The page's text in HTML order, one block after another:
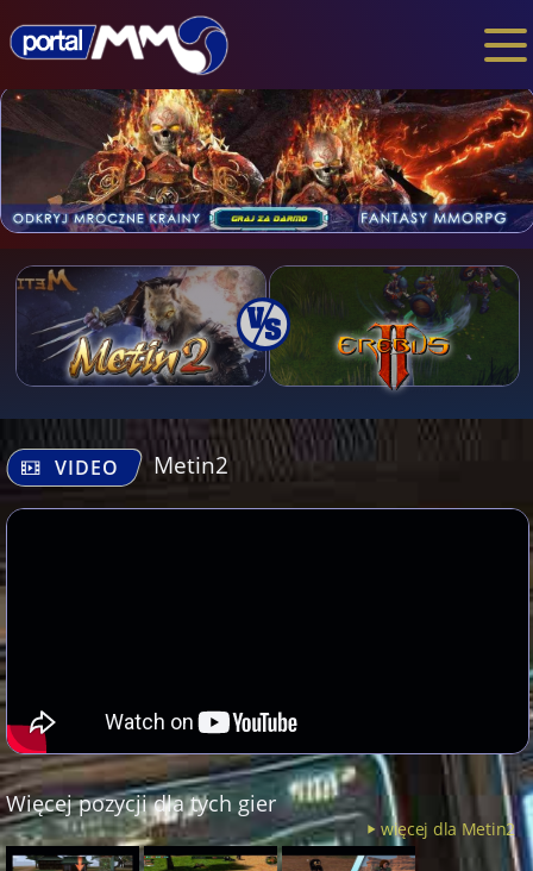
VIDEO Metin2
Więcej pozycji dla tych gier
więcej dla Metin2